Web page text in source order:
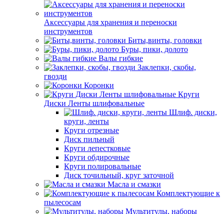
Аксессуары для хранения и переноски
инструментов
Биты,винты, головки
Буры, пики, долото
Валы гибкие
Заклепки, скобы,
гвозди
Коронки
Круги
Диски Ленты шлифовальные
Шлиф. диски,
круги, ленты
Круги отрезные
Диск пильный
Круги лепестковые
Круги обдирочные
Круги полировальные
Диск точильный, круг заточной
Масла и смазки
Комплектующие к
пылесосам
Мультитулы, наборы